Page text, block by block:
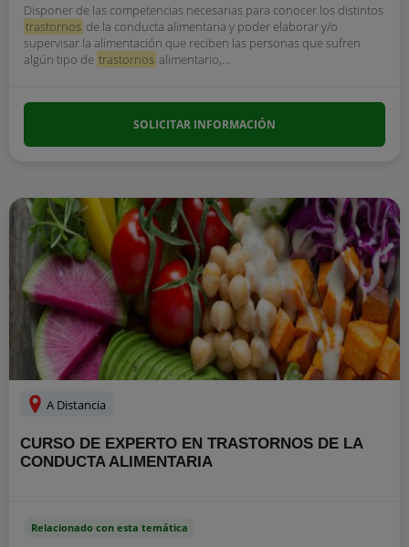
Disponer de las competencias necesarias para conocer los distintos
trastornos de la conducta alimentaria y poder elaborar y/o
supervisar la alimentación que reciben las personas que sufren
algún tipo de trastornos alimentario,...
SOLICITAR INFORMACIÓN
A Distancia
CURSO DE EXPERTO EN TRASTORNOS DE LA
CONDUCTA ALIMENTARIA
Relacionado con esta temática